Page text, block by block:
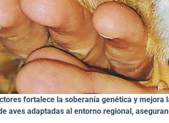
fortalece la soberanía genética y mejora
aves adaptadas al entorno regional,